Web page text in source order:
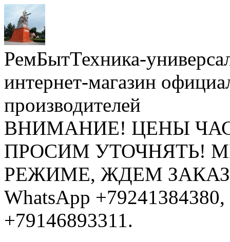
РемБытТехника-
интернет-магазин
производителей
ВНИМАНИЕ! ЦЕНЫ
ПРОСИМ УТОЧНЯТЬ!
РЕЖИМЕ, ЖДЕМ ЗАКАЗЫ:
WhatsApp
+79146893311.